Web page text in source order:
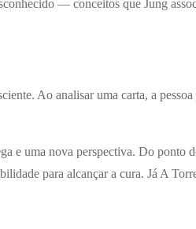
— conceitos que Jung
Ao analisar uma carta, a
e uma nova perspectiva. Do ponto
para alcançar a cura. Já A